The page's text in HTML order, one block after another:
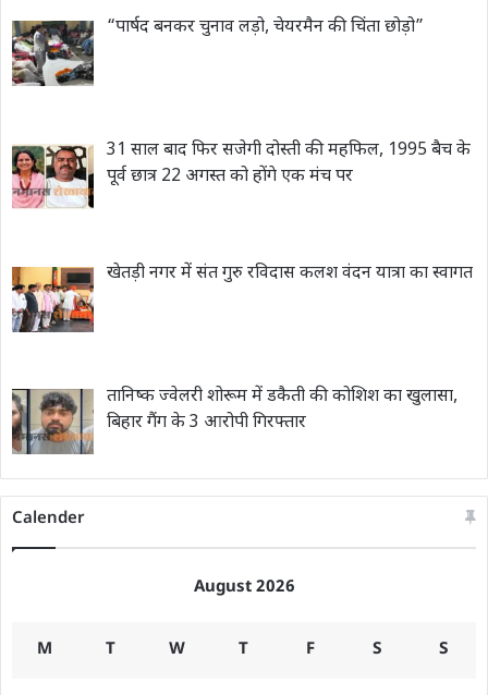
“पार्षद बनकर चुनाव लड़ो, चेयरमैन की चिंता छोड़ो”
31 साल बाद फिर सजेगी दोस्ती की महफिल, 1995 बैच के
पूर्व छात्र 22 अगस्त को होंगे एक मंच पर
खेतड़ी नगर में संत गुरु रविदास कलश वंदन यात्रा का स्वागत
तानिष्क ज्वेलरी शोरूम में डकैती की कोशिश का खुलासा,
बिहार गैंग के 3 आरोपी गिरफ्तार
Calender
August 2026
M T W T F S S